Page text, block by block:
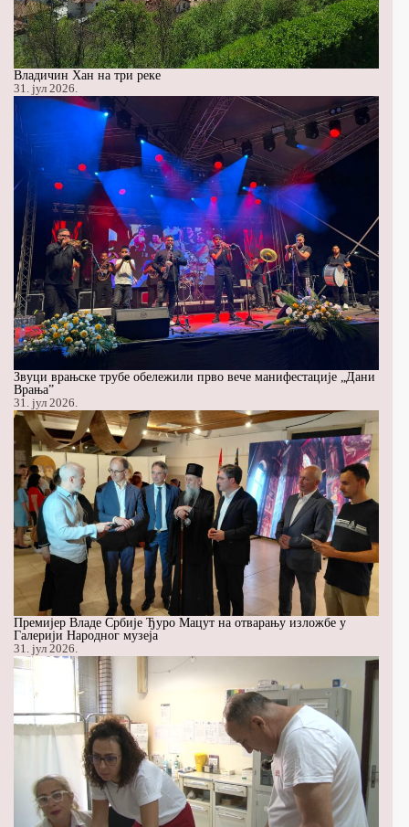
Владичин Хан на три реке
31. јул 2026.
Звуци врањске трубе обележили прво вече манифестације „Дани
Врања”
31. јул 2026.
Премијер Владе Србије Ђуро Мацут на отварању изложбе у
Галерији Народног музеја
31. јул 2026.